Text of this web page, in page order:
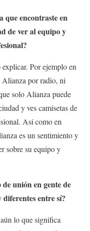
que encontraste en
de ver al equipo y
Por ejemplo en
Alianza por radio, ni
solo Alianza puede
y ves camisetas de
Así como en
es un sentimiento y
sobre su equipo y
unión en gente de
entre sí?
lo que significa